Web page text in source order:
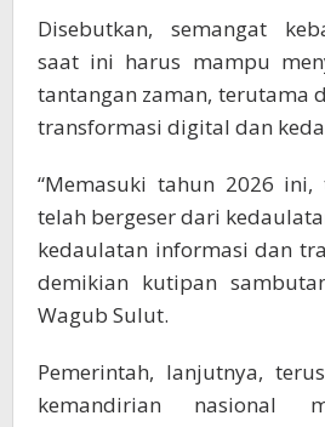
Disebutkan, semangat
saat ini harus mampu
tantangan zaman, terutama
transformasi digital dan
“Memasuki tahun 2026 ini,
telah bergeser dari
kedaulatan informasi dan
demikian kutipan
Wagub Sulut.
Pemerintah, lanjutnya,
kemandirian nasional